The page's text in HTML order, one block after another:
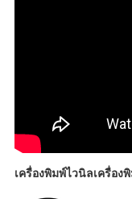
เครื่องพิมพ์ไวนิลเครื่อ